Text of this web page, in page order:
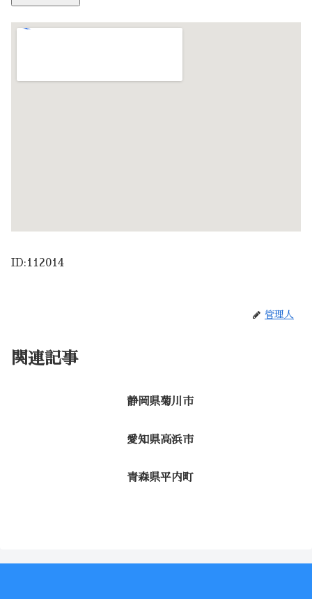
ID:112014
管理人
関連記事
静岡県菊川市
愛知県高浜市
青森県平内町